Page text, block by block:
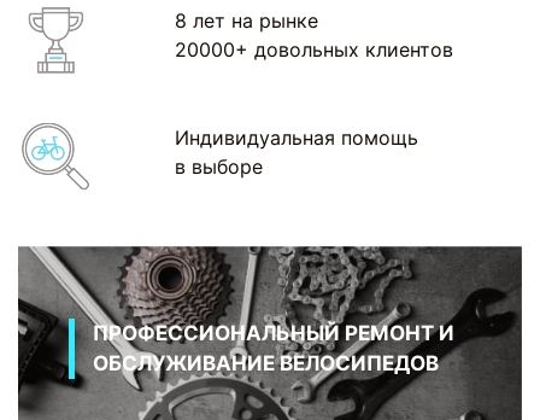
8 лет на рынке
20000+ довольных клиентов
Индивидуальная помощь
в выборе
ПРОФЕССИОНАЛЬНЫЙ РЕМОНТ И
ОБСЛУЖИВАНИЕ ВЕЛОСИПЕДОВ